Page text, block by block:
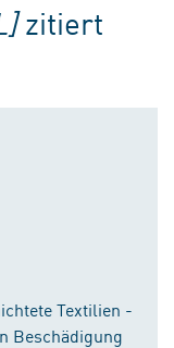
zitiert
Textilien -
Beschädigung